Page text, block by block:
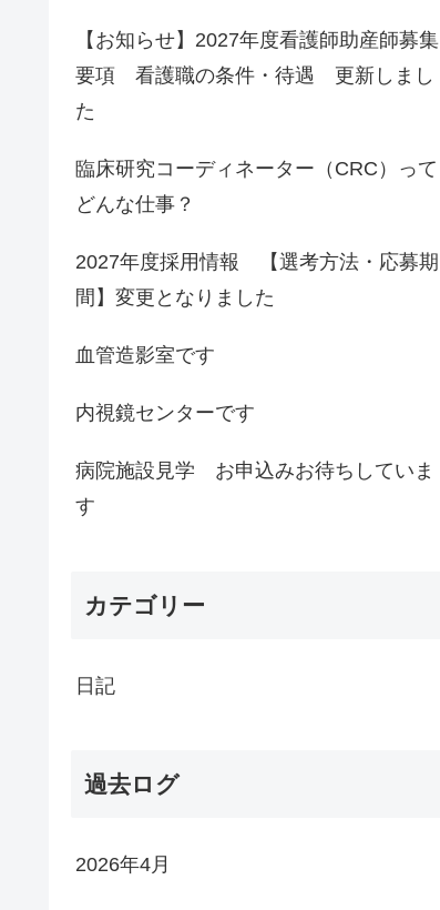
【お知らせ】2027年度看護師助産師募集
要項 看護職の条件・待遇 更新しまし
た
臨床研究コーディネーター（CRC）って
どんな仕事？
2027年度採用情報 【選考方法・応募期
間】変更となりました
血管造影室です
内視鏡センターです
病院施設見学 お申込みお待ちしていま
す
カテゴリー
日記
過去ログ
2026年4月